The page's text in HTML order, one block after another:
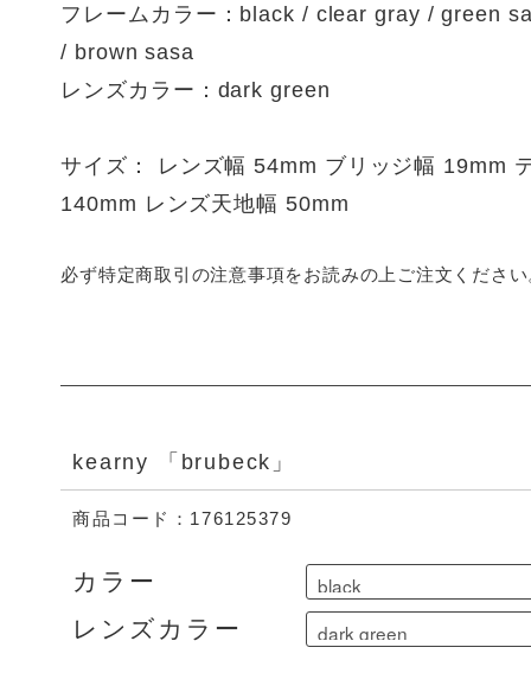
フレームカラー：black / clear gray / green
/ brown sasa
レンズカラー：dark green
サイズ： レンズ幅 54mm ブリッジ幅 19mm
140mm レンズ天地幅 50mm
必ず特定商取引の注意事項をお読みの上ご注文くださ
kearny 「brubeck」
商品コード：176125379
カラー
レンズカラー